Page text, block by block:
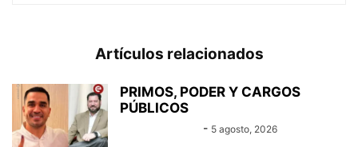
Artículos relacionados
PRIMOS, PODER Y CARGOS
PÚBLICOS
- 5 agosto, 2026